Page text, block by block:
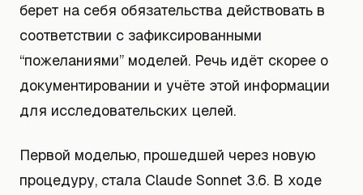
берет на себя обязательства действовать в
соответствии с зафиксированными
“пожеланиями” моделей. Речь идёт скорее о
документировании и учёте этой информации
для исследовательских целей.
Первой моделью, прошедшей через новую
процедуру, стала Claude Sonnet 3.6. В ходе